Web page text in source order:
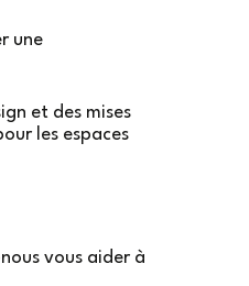
une
et des mises
les espaces
vous aider à